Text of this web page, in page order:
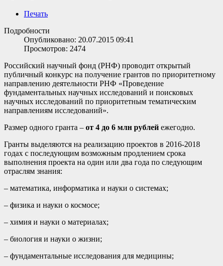
Печать
Подробности
Опубликовано: 20.07.2015 09:41
Просмотров: 2474
Российский научный фонд (РНФ) проводит открытый
публичный конкурс на получение грантов по приоритетному
направлению деятельности РНФ «Проведение
фундаментальных научных исследований и поисковых
научных исследований по приоритетным тематическим
направлениям исследований».
Размер одного гранта – от 4 до 6 млн рублей ежегодно.
Гранты выделяются на реализацию проектов в 2016-2018
годах с последующим возможным продлением срока
выполнения проекта на один или два года по следующим
отраслям знания:
– математика, информатика и науки о системах;
– физика и науки о космосе;
– химия и науки о материалах;
– биология и науки о жизни;
– фундаментальные исследования для медицины;